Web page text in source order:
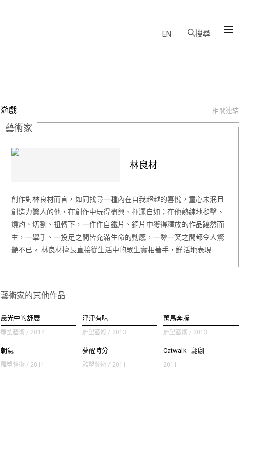
EN 搜尋
遊戲 相關連結
藝術家
林良材
創作對林良材而言，如同找尋一種內在自我超越的喜悅，童心未泯且
創造力驚人的他，在創作中玩得盡興、揮灑自如；在他熟練地搥擊、
燒灼、切割、扭轉下，一件件自鐵片、銅片中獲得釋放的作品躍然而
生，一舉手、一投足之間皆充滿生命的動感，一顰一笑之間都令人驚
艷不已。 林良材擅長直接從生活中的眾生實相著手，鮮活地表現…
藝術家的其他作品
晨光中的舒展
雕塑藝術 / 2014
津津有味
雕塑藝術 / 2013
萬馬奔騰
雕塑藝術 / 2013
朝氣
雕塑藝術 / 2011
夢醒時分
雕塑藝術 / 2011
Catwalk─翩翩
2011